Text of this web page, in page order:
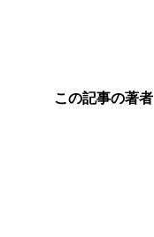
この記事の著者